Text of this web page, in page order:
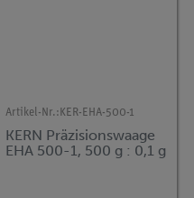
Artikel-Nr.: KER-EHA-500-1
KERN Präzisionswaage
EHA 500-1, 500 g : 0,1 g